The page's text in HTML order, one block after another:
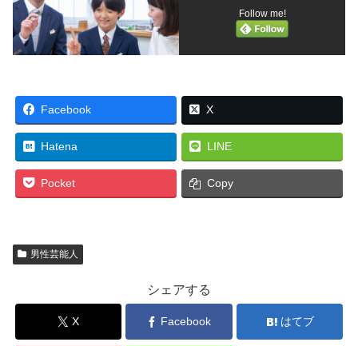
Follow me!
Facebook X
Hatena LINE
Pocket Copy
男性芸能人
シェアする
X Facebook はてブ